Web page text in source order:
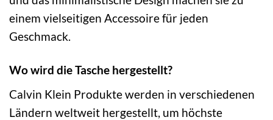
einem vielseitigen Accessoire für jeden
Geschmack.
Wo wird die Tasche hergestellt?
Calvin Klein Produkte werden in verschiedenen
Ländern weltweit hergestellt, um höchste